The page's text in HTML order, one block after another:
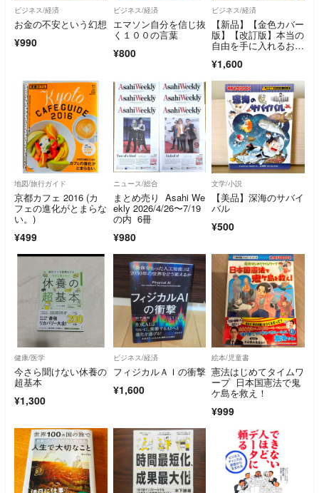
ビジネス/経済
お金の不安という幻想
¥990
ビジネス/経済
エマソン自分を信じ抜
く１００の言葉
¥800
ビジネス/経済
【新品】【金色カバー
版】【改訂版】本当の
自由を手に入れるお金
¥1,600
地図/旅行ガイド
京都カフェ 2016 (カ
フェの進化がとまらな
い。)
¥499
ニュース/総合
まとめ売り Asahi We
ekly 2026/4/26〜7/19
の内 6冊
¥980
文学/小説
【美品】深海のサバイ
バル
¥500
健康/医学
今さら聞けない休養の
超基本
¥1,300
ビジネス/経済
フィジカルＡＩの衝撃
¥1,600
絵本/児童書
憲法はじめてタイムワ
ープ 日本国憲法で鬼
ケ島を救え！
¥999